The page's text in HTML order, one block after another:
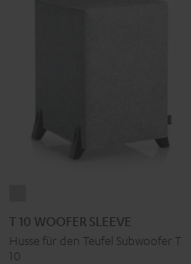
10
WOOFER
T 10 WOOFER SLEEVE
Husse für den Teufel Subwoofer T
10